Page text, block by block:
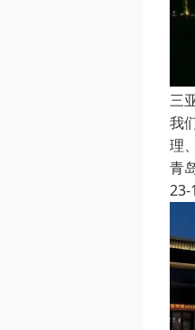
三
我
理
青
23-